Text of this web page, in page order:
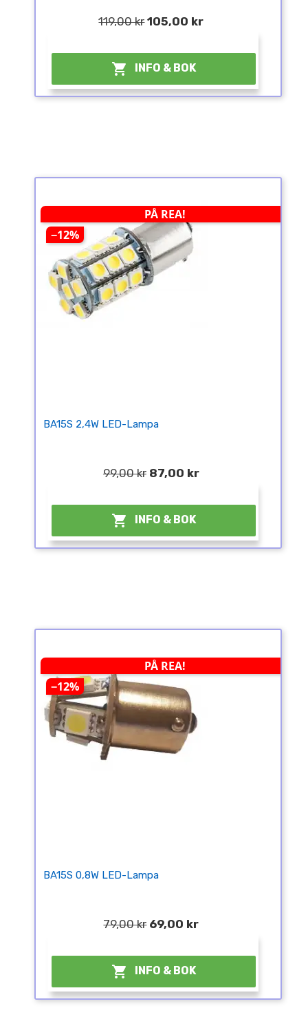
119,00 kr 105,00 kr
 INFO & BOK
PÅ REA!
−12%
BA15S 2,4W LED-Lampa
99,00 kr 87,00 kr
 INFO & BOK
PÅ REA!
−12%
BA15S 0,8W LED-Lampa
79,00 kr 69,00 kr
 INFO & BOK